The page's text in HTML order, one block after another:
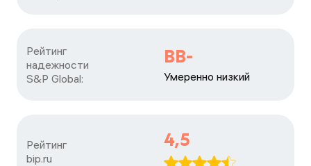
Рейтинг
надежности
S&P Global:
BB-
Умеренно низкий
Рейтинг
bip.ru
4,5